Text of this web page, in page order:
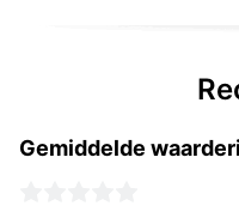
Gemiddelde